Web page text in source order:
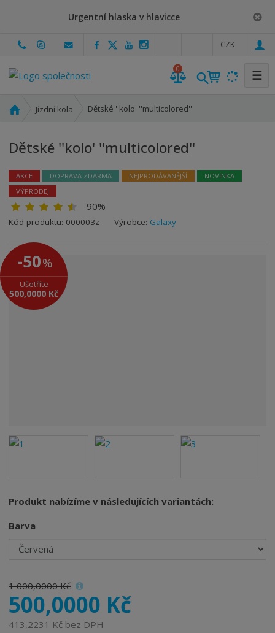
Urgentní hlaska v hlavicce
CZK
0 ☰
d
í
s
n
a
Jízdní kola Dětské ''kolo' ''multicolored''
Dětské ''kolo' ''multicolored''
AKCE DOPRAVA ZDARMA NEJPRODÁVANĚJŠÍ
NOVINKA
VÝPRODEJ
90%
Kód produktu: 000003z Výrobce: Galaxy
Produkt nabízíme v následujících variantách:
Barva
-50%
Ušetříte
500,0000 Kč
1 000,0000 Kč
500,0000 Kč
413,2231 Kč bez DPH